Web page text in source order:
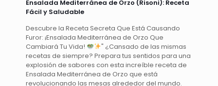
Ensalada Mediterránea de Orzo (Risoni): Receta
Fácil y Saludable
Descubre la Receta Secreta Que Está Causando
Furor: ¡Ensalada Mediterránea de Orzo Que
Cambiará Tu Vida!
" ¿Cansado de las mismas
recetas de siempre? Prepara tus sentidos para una
explosión de sabores con esta increíble receta de
Ensalada Mediterránea de Orzo que está
revolucionando las mesas alrededor del mundo.